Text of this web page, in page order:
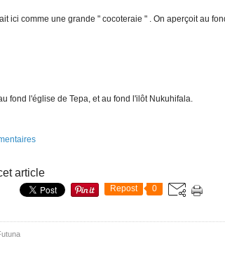
ici comme une grande " cocoteraie " . On aperçoit au
fond l'église de Tepa, et au fond l'ilôt Nukuhifala.
article
Repost 0